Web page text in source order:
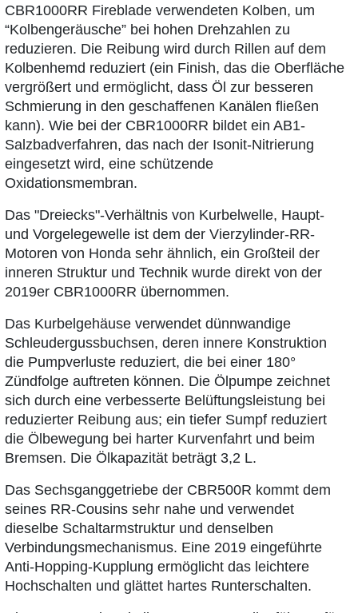
CBR1000RR Fireblade verwendeten Kolben, um
“Kolbengeräusche” bei hohen Drehzahlen zu
reduzieren. Die Reibung wird durch Rillen auf dem
Kolbenhemd reduziert (ein Finish, das die Oberfläche
vergrößert und ermöglicht, dass Öl zur besseren
Schmierung in den geschaffenen Kanälen fließen
kann). Wie bei der CBR1000RR bildet ein AB1-
Salzbadverfahren, das nach der Isonit-Nitrierung
eingesetzt wird, eine schützende
Oxidationsmembran.
Das "Dreiecks"-Verhältnis von Kurbelwelle, Haupt-
und Vorgelegewelle ist dem der Vierzylinder-RR-
Motoren von Honda sehr ähnlich, ein Großteil der
inneren Struktur und Technik wurde direkt von der
2019er CBR1000RR übernommen.
Das Kurbelgehäuse verwendet dünnwandige
Schleudergussbuchsen, deren innere Konstruktion
die Pumpverluste reduziert, die bei einer 180°
Zündfolge auftreten können. Die Ölpumpe zeichnet
sich durch eine verbesserte Belüftungsleistung bei
reduzierter Reibung aus; ein tiefer Sumpf reduziert
die Ölbewegung bei harter Kurvenfahrt und beim
Bremsen. Die Ölkapazität beträgt 3,2 L.
Das Sechsganggetriebe der CBR500R kommt dem
seines RR-Cousins sehr nahe und verwendet
dieselbe Schaltarmstruktur und denselben
Verbindungsmechanismus. Eine 2019 eingeführte
Anti-Hopping-Kupplung ermöglicht das leichtere
Hochschalten und glättet hartes Runterschalten.